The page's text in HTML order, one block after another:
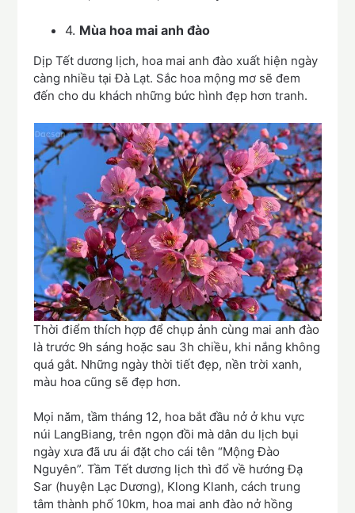
4. Mùa hoa mai anh đào
Dịp Tết dương lịch, hoa mai anh đào xuất hiện ngày
càng nhiều tại Đà Lạt. Sắc hoa mộng mơ sẽ đem
đến cho du khách những bức hình đẹp hơn tranh.
Thời điểm thích hợp để chụp ảnh cùng mai anh đào
là trước 9h sáng hoặc sau 3h chiều, khi nắng không
quá gắt. Những ngày thời tiết đẹp, nền trời xanh,
màu hoa cũng sẽ đẹp hơn.
Mọi năm, tầm tháng 12, hoa bắt đầu nở ở khu vực
núi LangBiang, trên ngọn đồi mà dân du lịch bụi
ngày xưa đã ưu ái đặt cho cái tên “Mộng Đào
Nguyên”. Tầm Tết dương lịch thì đổ về hướng Đạ
Sar (huyện Lạc Dương), Klong Klanh, cách trung
tâm thành phố 10km, hoa mai anh đào nở hồng